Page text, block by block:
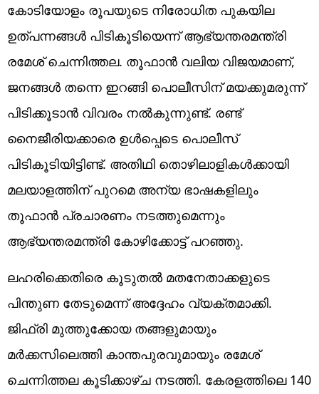
കോടിയോളം രൂപയുടെ നിരോധിത പുകയില
ഉത്പന്നങ്ങൾ പിടികൂടിയെന്ന് ആഭ്യന്തരമന്ത്രി
രമേശ് ചെന്നിത്തല. തൂഫാൻ വലിയ വിജയമാണ്,
ജനങ്ങൾ തന്നെ ഇറങ്ങി പൊലീസിന് മയക്കുമരുന്ന്
പിടിക്കൂടാൻ വിവരം നൽകുന്നുണ്ട്. രണ്ട്
നൈജീരിയക്കാരെ ഉൾപ്പെടെ പൊലീസ്
പിടികൂടിയിട്ടിണ്ട്. അതിഥി തൊഴിലാളികൾക്കായി
മലയാളത്തിന് പുറമെ അന്യ ഭാഷകളിലും
തൂഫാൻ പ്രചാരണം നടത്തുമെന്നും
ആഭ്യന്തരമന്ത്രി കോഴിക്കോട്ട് പറഞ്ഞു.
ലഹരിക്കെതിരെ കൂടുതൽ മതനേതാക്കളുടെ
പിന്തുണ തേടുമെന്ന് അ‌ദ്ദേഹം വ്യക്തമാക്കി.
ജിഫ്രി മുത്തുക്കോയ തങ്ങളുമായും
മർക്കസിലെത്തി കാന്തപുരവുമായും രമേശ്
ചെന്നിത്തല കൂടിക്കാഴ്ച നടത്തി. കേരളത്തിലെ 140